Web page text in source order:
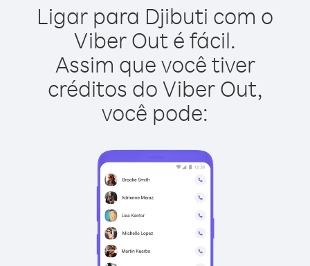
Ligar para Djibuti com o
Viber Out é fácil.
Assim que você tiver
créditos do Viber Out,
você pode: